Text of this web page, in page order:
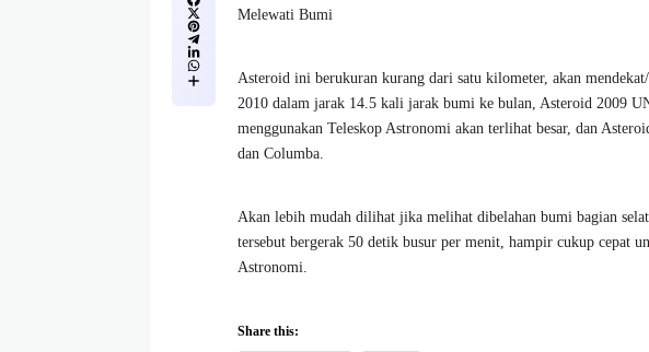
Melewati Bumi
Asteroid ini berukuran kurang dari satu kilometer, akan
2010 dalam jarak 14.5 kali jarak bumi ke bulan, Asteroid 2009
menggunakan Teleskop Astronomi akan terlihat besar, dan
dan Columba.
Akan lebih mudah dilihat jika melihat dibelahan bumi bagian
tersebut bergerak 50 detik busur per menit, hampir cukup cepat
Astronomi.
Share this: